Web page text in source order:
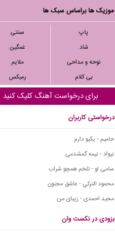
موزیک ها براساس سبک ها
پاپ
سنتی
شاد
غمگین
نوحه و مداحی
ملایم
بی کلام
رمیکس
برای درخواست آهنگ کلیک کنید
درخواستی کاربران
حامیم - یکیو دارم
نیواد - نیمه گمشدمی
سامی لو - تلخم همچو شراب
محمود التركي - عاشق مجنون
مجید احمدی - زیبای من
بزودی در نکست وان